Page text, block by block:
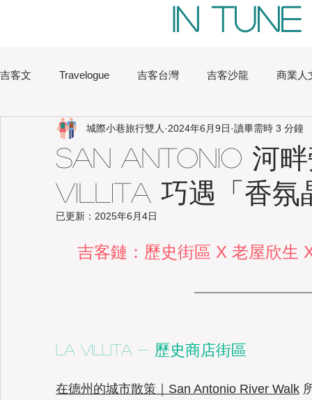
In
吉客文 Travelogue 吉客台灣 吉客沙龍 商業人
Chi Hsu Water Lin Australia Boston
Heritage Hong Kong Hsinchu London
Kaohsiung Shanghai Sydney
San Antonio 河畔
Villita 巧遇「香氛
城際小巷旅行雙人 2024年6月9日 讀畢需時 3 分鐘
已更新： 2025年6月4日
吉客鏈：歷史街區 X 老屋欣生
La Villita - 歷史商店街區
在德州的城市散策｜San Antonio River Walk